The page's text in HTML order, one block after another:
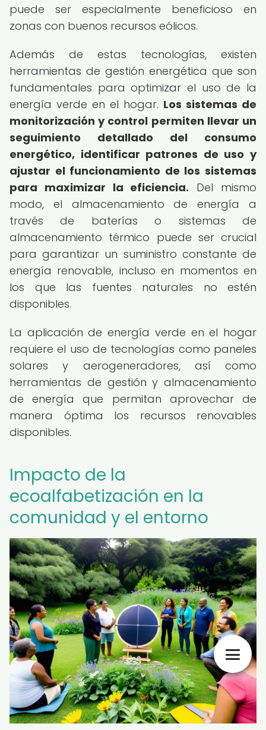
puede ser especialmente beneficioso en
zonas con buenos recursos eólicos.
Además de estas tecnologías, existen
herramientas de gestión energética que son
fundamentales para optimizar el uso de la
energía verde en el hogar. Los sistemas de
monitorización y control permiten llevar un
seguimiento detallado del consumo
energético, identificar patrones de uso y
ajustar el funcionamiento de los sistemas
para maximizar la eficiencia. Del mismo
modo, el almacenamiento de energía a
través de baterías o sistemas de
almacenamiento térmico puede ser crucial
para garantizar un suministro constante de
energía renovable, incluso en momentos en
los que las fuentes naturales no estén
disponibles.
La aplicación de energía verde en el hogar
requiere el uso de tecnologías como paneles
solares y aerogeneradores, así como
herramientas de gestión y almacenamiento
de energía que permitan aprovechar de
manera óptima los recursos renovables
disponibles.
Impacto de la
ecoalfabetización en la
comunidad y el entorno